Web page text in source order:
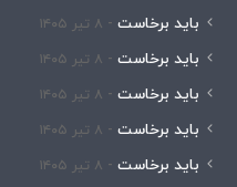
باید برخاست ۸ تیر ۱۴۰۵
باید برخاست ۸ تیر ۱۴۰۵
باید برخاست ۸ تیر ۱۴۰۵
باید برخاست ۸ تیر ۱۴۰۵
باید برخاست ۸ تیر ۱۴۰۵